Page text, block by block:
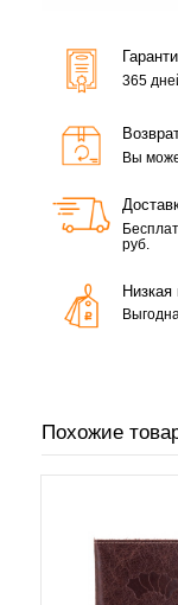
365
Вы
руб.
Низкая
Похожие